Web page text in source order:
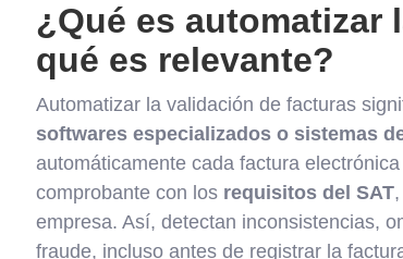
¿Qué es
qué es relevante?
Automatizar la validación de facturas
softwares especializados o sistemas
automáticamente cada factura
comprobante con los requisitos del SAT,
empresa. Así, detectan inconsistencias,
fraude, incluso antes de registrar la